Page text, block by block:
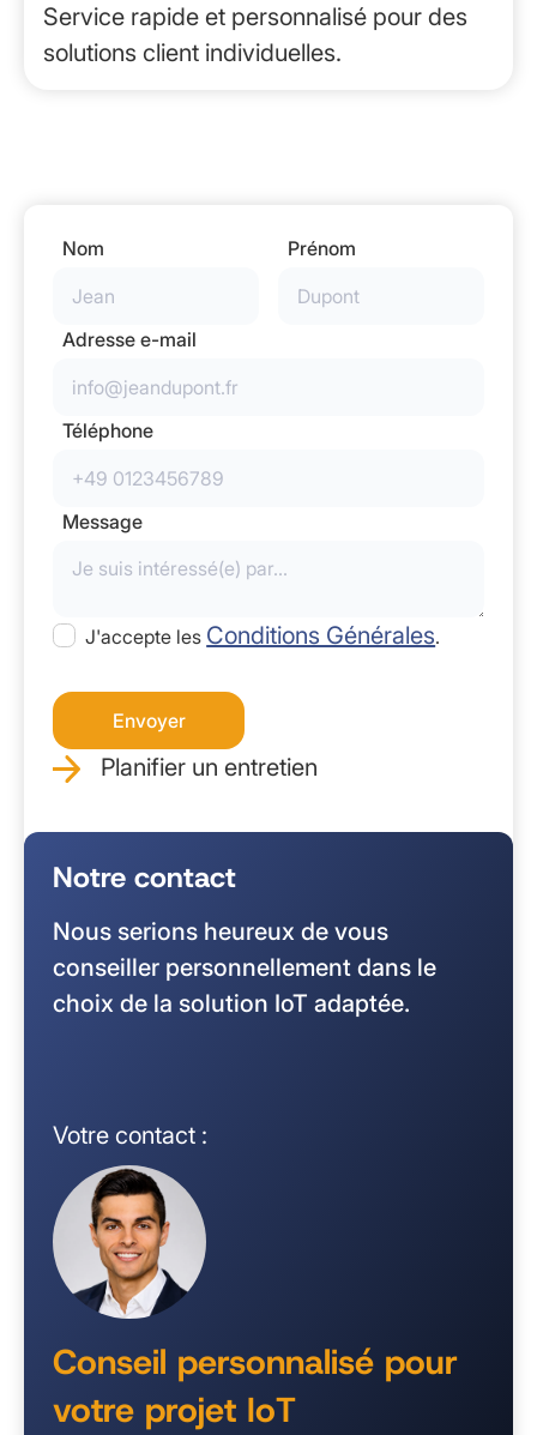
Service rapide et personnalisé pour des
solutions client individuelles.
Notre contact
Nous serions heureux de vous
conseiller personnellement dans le
choix de la solution IoT adaptée.
Votre contact :
Conseil personnalisé pour
votre projet IoT
Nom Prénom
Adresse e-mail
Téléphone
Message
J'accepte les Conditions Générales.
Planifier un entretien